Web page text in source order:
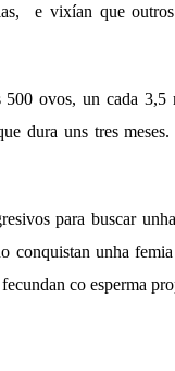
e vixían que
500 ovos, un cada
dura uns tres meses.
para buscar
unha femia
co esperma